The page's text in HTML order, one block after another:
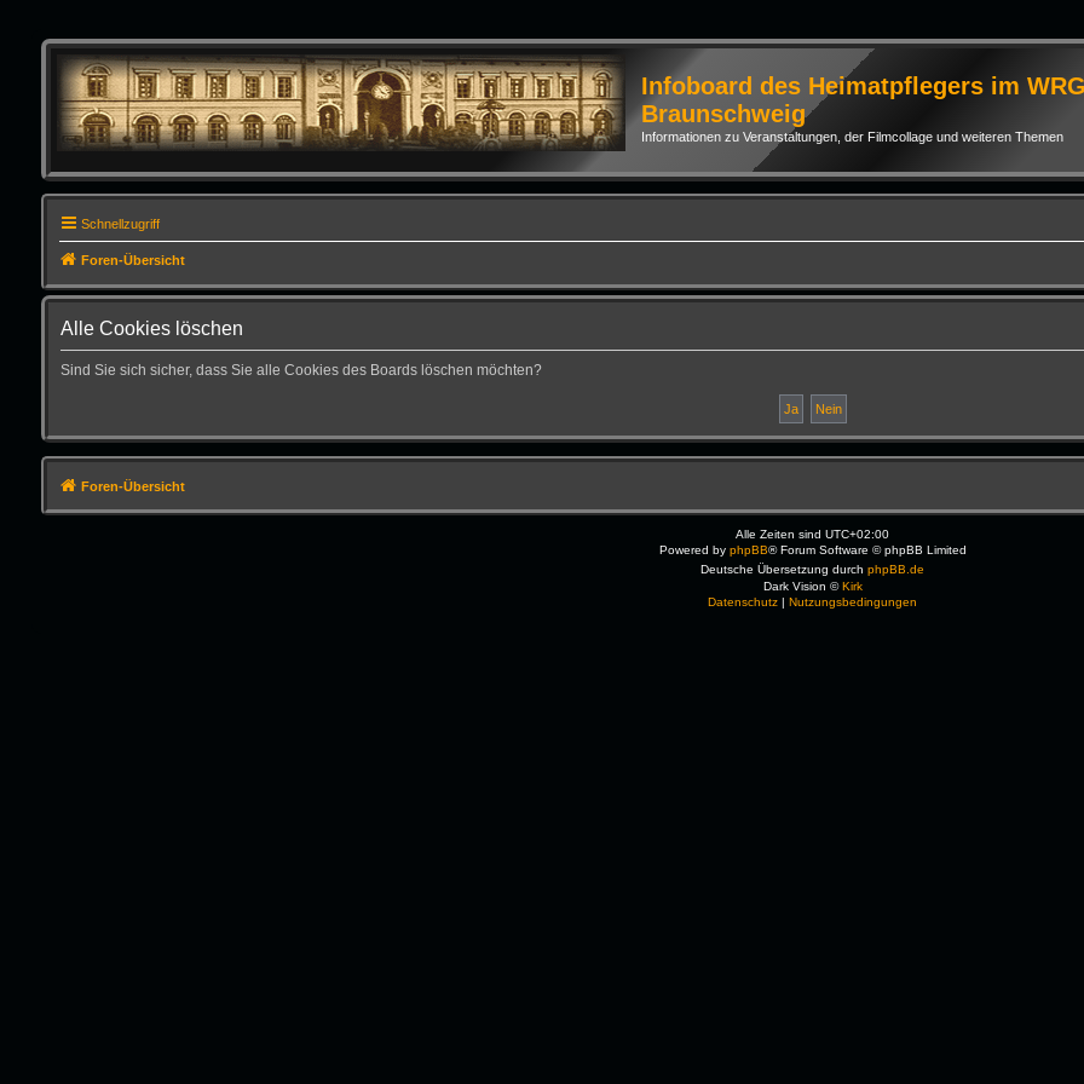
Infoboard des Heimatpflegers im WRG
Braunschweig
Informationen zu Veranstaltungen, der Filmcollage und weiteren Themen
Schnellzugriff
Foren-Übersicht
Alle Cookies löschen
Sind Sie sich sicher, dass Sie alle Cookies des Boards löschen möchten?
Foren-Übersicht
Alle Zeiten sindUTC+02:00
Powered by phpBB® Forum Software © phpBB Limited
Deutsche Übersetzung durchphpBB.de
Dark Vision ©Kirk
Datenschutz |Nutzungsbedingungen